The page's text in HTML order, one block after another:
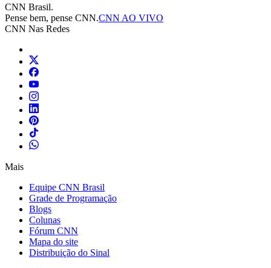
CNN Brasil.
Pense bem, pense CNN.CNN AO VIVO
CNN Nas Redes
Mais
Equipe CNN Brasil
Grade de Programação
Blogs
Colunas
Fórum CNN
Mapa do site
Distribuição do Sinal